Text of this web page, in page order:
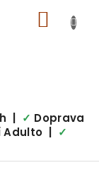
KOŠÍK
| ✓ Doprava
Adulto |
✓